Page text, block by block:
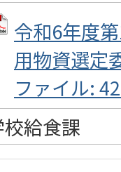
令和6年度
用物資選定
ファイル:
給食課